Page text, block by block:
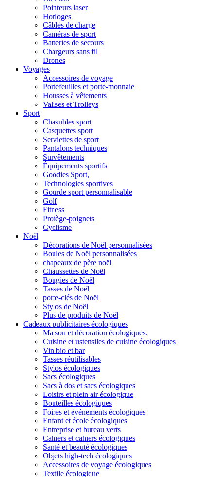
Pointeurs laser
Horloges
Câbles de charge
Caméras de sport
Batteries de secours
Chargeurs sans fil
Drones
Voyages
Accessoires de voyage
Portefeuilles et porte-monnaie
Housses à vêtements
Valises et Trolleys
Sport
Chasubles sport
Casquettes sport
Serviettes de sport
Pantalons techniques
Survêtements
Équipements sportifs
Goodies Sport,
Technologies sportives
Gourde sport personnalisable
Golf
Fitness
Protège-poignets
Cyclisme
Noël
Décorations de Noël personnalisées
Boules de Noël personnalisées
chapeaux de père noël
Chaussettes de Noël
Bougies de Noël
Tasses de Noël
porte-clés de Noël
Stylos de Noël
Plus de produits de Noël
Cadeaux publicitaires écologiques
Maison et décoration écologiques.
Cuisine et ustensiles de cuisine écologiques
Vin bio et bar
Tasses réutilisables
Stylos écologiques
Sacs écologiques
Sacs à dos et sacs écologiques
Loisirs et plein air écologique
Bouteilles écologiques
Foires et événements écologiques
Enfant et école écologiques
Entreprise et bureau verts
Cahiers et cahiers écologiques
Santé et beauté écologiques
Objets high-tech écologiques
Accessoires de voyage écologiques
Textile écologique